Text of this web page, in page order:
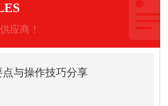
应商！
与操作技巧分享